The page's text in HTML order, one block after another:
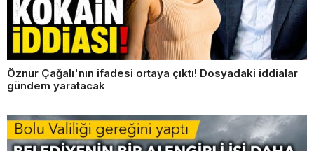
Öznur Çağalı'nın ifadesi ortaya çıktı! Dosyadaki iddialar
gündem yaratacak